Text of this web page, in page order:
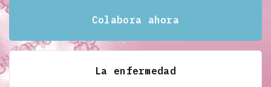
Colabora ahora
La enfermedad